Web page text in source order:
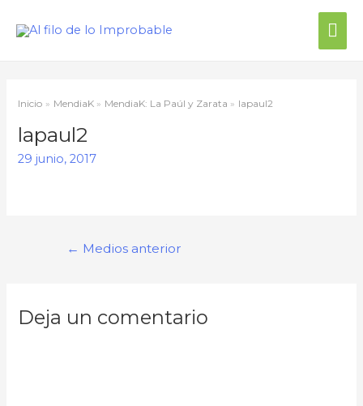
Inicio MendiaK MendiaK: La Paúl y Zarata lapaul2
lapaul2
29 junio, 2017
← Medios anterior
Deja un comentario